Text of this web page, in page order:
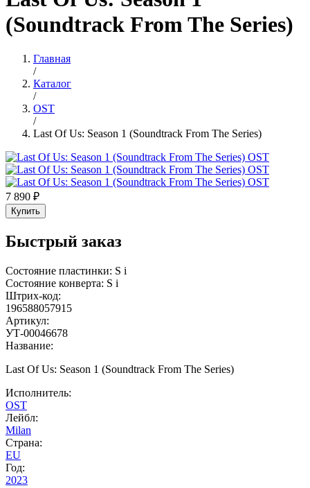
(Soundtrack From The Series)
Главная
/
Каталог
/
OST
/
Last Of Us: Season 1 (Soundtrack From The Series)
7 890 ₽
Купить
Быстрый заказ
Состояние пластинки: S i
Состояние конверта: S i
Штрих-код:
196588057915
Артикул:
УТ-00046678
Название:
Last Of Us: Season 1 (Soundtrack From The Series)
Исполнитель:
OST
Лейбл:
Milan
Страна:
EU
Год:
2023